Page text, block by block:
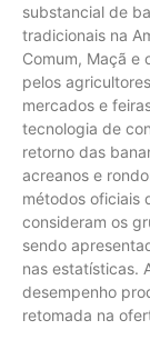
substancial de
tradicionais na
Comum, Maçã e
pelos
mercados e
tecnologia de
retorno das
acreanos e
métodos oficiais
consideram os
sendo
nas estatísticas.
desempenho
retomada na